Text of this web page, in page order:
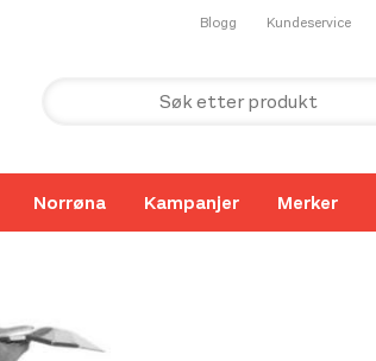
Blogg Kundeservice
Norrøna Kampanjer Merker